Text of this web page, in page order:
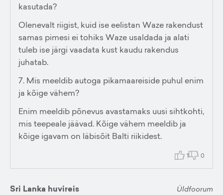
kasutada?
Olenevalt riigist, kuid ise eelistan Waze rakendust
samas pimesi ei tohiks Waze usaldada ja alati
tuleb ise järgi vaadata kust kaudu rakendus
juhatab.
7. Mis meeldib autoga pikamaareiside puhul enim
ja kõige vähem?
Enim meeldib põnevus avastamaks uusi sihtkohti,
mis teepeale jäävad. Kõige vähem meeldib ja
kõige igavam on läbisõit Balti riikidest.
1 0
Sri Lanka huvireis Üldfoorum